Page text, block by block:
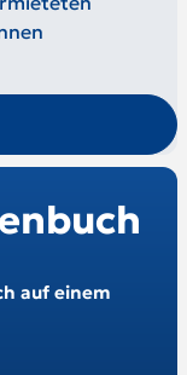
auf einem